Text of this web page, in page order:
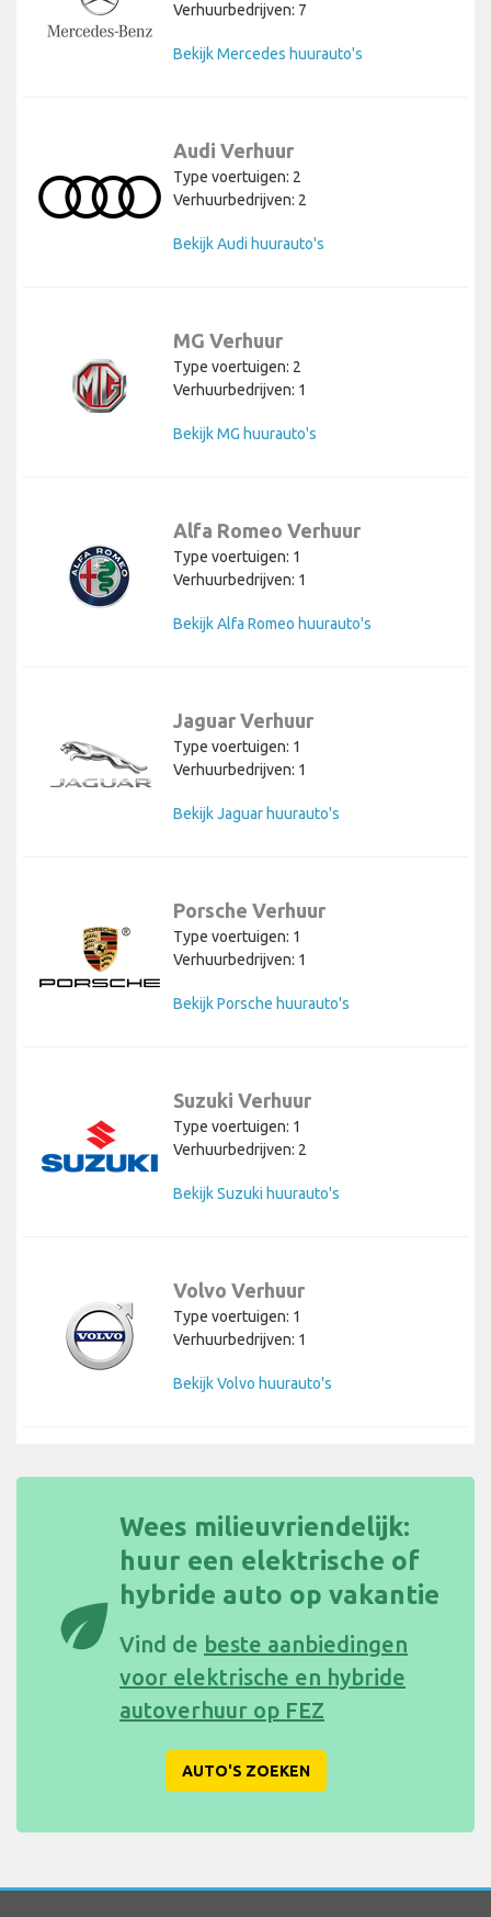
Verhuurbedrijven: 7
Bekijk Mercedes huurauto's
Audi Verhuur
Type voertuigen: 2
Verhuurbedrijven: 2
Bekijk Audi huurauto's
MG Verhuur
Type voertuigen: 2
Verhuurbedrijven: 1
Bekijk MG huurauto's
Alfa Romeo Verhuur
Type voertuigen: 1
Verhuurbedrijven: 1
Bekijk Alfa Romeo huurauto's
Jaguar Verhuur
Type voertuigen: 1
Verhuurbedrijven: 1
Bekijk Jaguar huurauto's
Porsche Verhuur
Type voertuigen: 1
Verhuurbedrijven: 1
Bekijk Porsche huurauto's
Suzuki Verhuur
Type voertuigen: 1
Verhuurbedrijven: 2
Bekijk Suzuki huurauto's
Volvo Verhuur
Type voertuigen: 1
Verhuurbedrijven: 1
Bekijk Volvo huurauto's
eco
Wees milieuvriendelijk:
huur een elektrische of
hybride auto op vakantie
Vind de beste aanbiedingen
voor elektrische en hybride
autoverhuur op FEZ
AUTO'S ZOEKEN